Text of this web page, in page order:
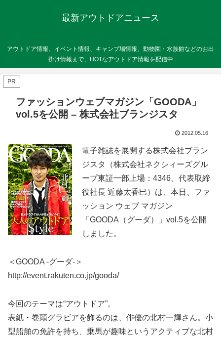
最新アウトドアニュース
アウトドア情報、イベント情報、キャンプ場情報、動物園・水族館などのお出
掛け情報まで、HOTなアウトドア情報を配信中
PR
ファッションウェブマガジン「GOODA」
vol.5を公開 – 株式会社ブランジスタ
2012.05.16
電子雑誌を展開する株式会社ブラン
ジスタ（株式会社ネクシィーズグル
ープ東証一部上場：4346、代表取締
役社長 近藤太香巳）は、本日、ファ
ッション ウェブ マガジン
「GOODA（グーダ）」vol.5を公開
しました。
＜GOODA -グーダ-＞
http://event.rakuten.co.jp/gooda/
今回のテーマは“アウトドア”。
表紙・巻頭グラビアを飾るのは、俳優の北村一輝さん。小
型船舶の免許を持ち、乗馬が趣味というアクティブな北村